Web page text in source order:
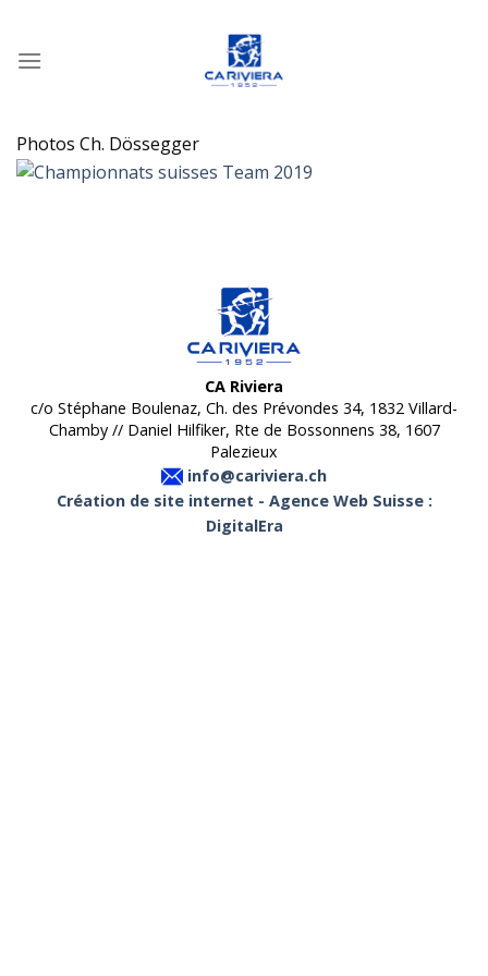
contenu
Photos Ch. Dössegger
CA Riviera
c/o Stéphane Boulenaz, Ch. des Prévondes 34, 1832 Villard-
Chamby // Daniel Hilfiker, Rte de Bossonnens 38, 1607
Palezieux
info@cariviera.ch
Création de site internet - Agence Web Suisse :
DigitalEra